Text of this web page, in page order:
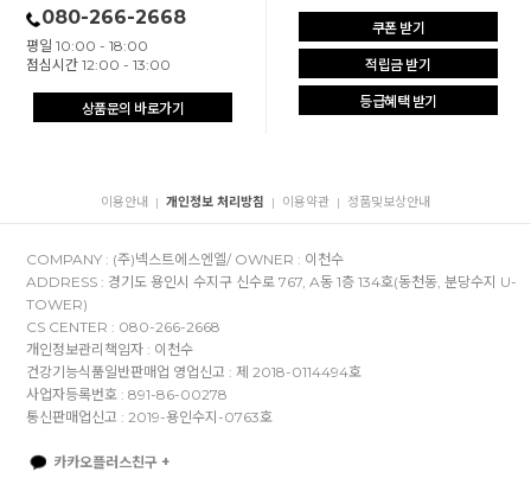
080-266-2668
평일 10:00 - 18:00
점심시간 12:00 - 13:00
상품문의 바로가기
쿠폰 받기
적립금 받기
등급혜택 받기
이용안내 | 개인정보 처리방침 | 이용약관 | 정품및보상안내
COMPANY : (주)넥스트에스엔엘/ OWNER : 이천수
ADDRESS : 경기도 용인시 수지구 신수로 767, A동 1층 134호(동천동, 분당수지 U-
TOWER)
CS CENTER : 080-266-2668
개인정보관리책임자 : 이천수
건강기능식품일반판매업 영업신고 : 제 2018-0114494호
사업자등록번호 : 891-86-00278
통신판매업신고 : 2019-용인수지-0763호
카카오플러스친구 +